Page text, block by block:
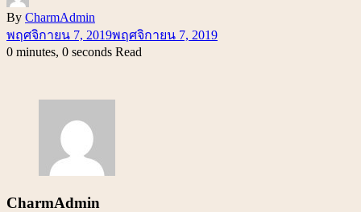
By CharmAdmin
พฤศจิกายน 7, 2019พฤศจิกายน 7, 2019
0 minutes, 0 seconds Read
CharmAdmin